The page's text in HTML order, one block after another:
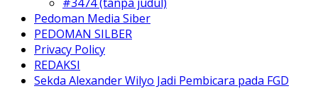
Pedoman Media Siber
PEDOMAN SILBER
Privacy Policy
REDAKSI
Sekda Alexander Wilyo Jadi Pembicara pada FGD